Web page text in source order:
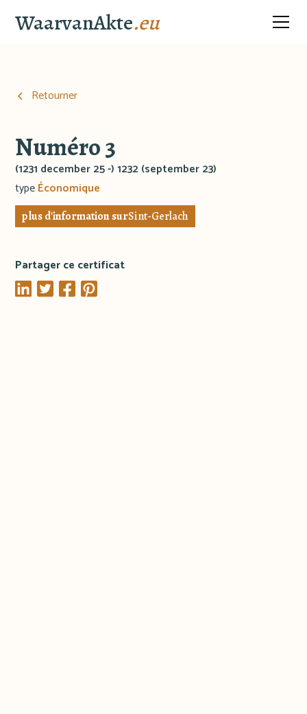
WaarvanAkte.eu
Retourner
Numéro 3
(1231 december 25 -) 1232 (september 23)
typeÉconomique
plus d'information surSint-Gerlach
Partager ce certificat